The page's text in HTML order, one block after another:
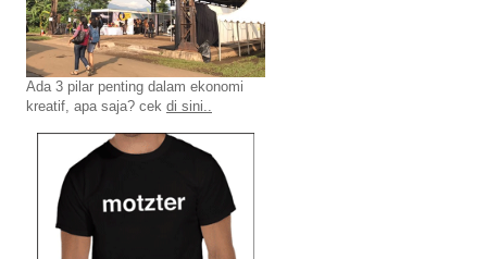
Ada 3 pilar penting dalam ekonomi
kreatif, apa saja? cek di sini..